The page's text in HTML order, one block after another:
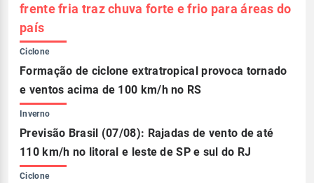
frente fria traz chuva forte e frio para áreas do
país
Ciclone
Formação de ciclone extratropical provoca tornado
e ventos acima de 100 km/h no RS
Inverno
Previsão Brasil (07/08): Rajadas de vento de até
110 km/h no litoral e leste de SP e sul do RJ
Ciclone